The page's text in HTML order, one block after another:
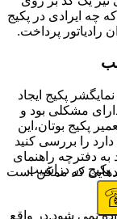
چه ایرادی در پکیج
رادیاتور پرداخت.
پکیج ایجاد
مشکلی بود و
پکیج بوتان،این
را بررسی کنید
به دفترچه راهنمای
که ممکن است
نمی شود.در واقع
پکیج در دزاشیب